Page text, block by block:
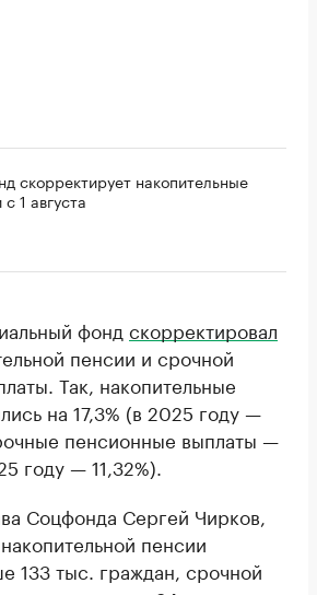
скорректирует накопительные
1 августа
фонд скорректировал
пенсии и срочной
Так, накопительные
на 17,3% (в 2025 году —
пенсионные выплаты —
году — 11,32%).
Соцфонда Сергей Чирков,
пенсии
133 тыс. граждан, срочной